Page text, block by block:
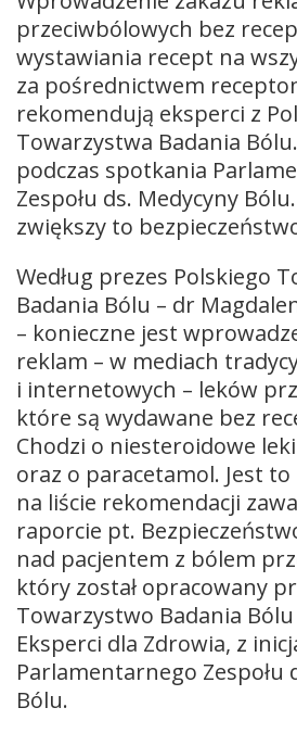
przeciwbólowych bez
wystawiania recept na
za pośrednictwem
rekomendują eksperci z
Towarzystwa Badania
podczas spotkania
Zespołu ds. Medycyny
zwiększy to
Według prezes Polskiego
Badania Bólu – dr
– konieczne jest
reklam – w mediach
i internetowych – leków
które są wydawane bez
Chodzi o niesteroidowe
oraz o paracetamol. Jest
na liście rekomendacji
raporcie pt.
nad pacjentem z bólem
który został opracowany
Towarzystwo Badania
Eksperci dla Zdrowia, z
Parlamentarnego Zespołu
Bólu.